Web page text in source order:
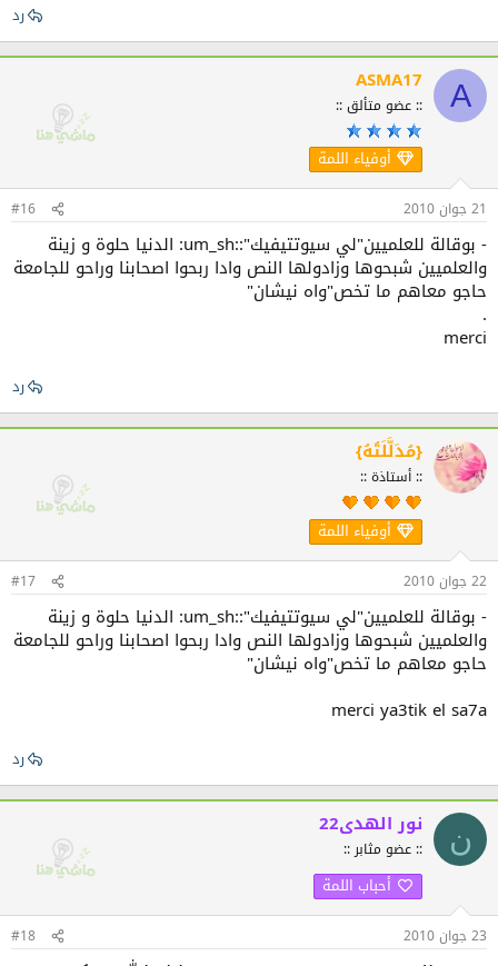
رد
A
ASMA17
:: عضو متألق ::
أوفياء اللمة
21 جوان 2010 #16
- بوقالة للعلميين"لي سيوتتيفيك"::um_sh: الدنيا حلوة و زينة
والعلميين شبحوها وزادولها النص وادا ربحوا اصحابنا وراحو للجامعة
حاجو معاهم ما تخص"واه نيشان"
.
merci
رد
{مُدَلَّلَتُهُ}
:: أستاذة ::
أوفياء اللمة
22 جوان 2010 #17
- بوقالة للعلميين"لي سيوتتيفيك"::um_sh: الدنيا حلوة و زينة
والعلميين شبحوها وزادولها النص وادا ربحوا اصحابنا وراحو للجامعة
حاجو معاهم ما تخص"واه نيشان"
merci ya3tik el sa7a
رد
ن نور الهدى22
:: عضو مثابر ::
أحباب اللمة
23 جوان 2010 #18